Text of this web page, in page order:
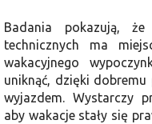
Badania pokazują,
technicznych ma
wakacyjnego
uniknąć, dzięki
wyjazdem. Wystarczy
aby wakacje stały się